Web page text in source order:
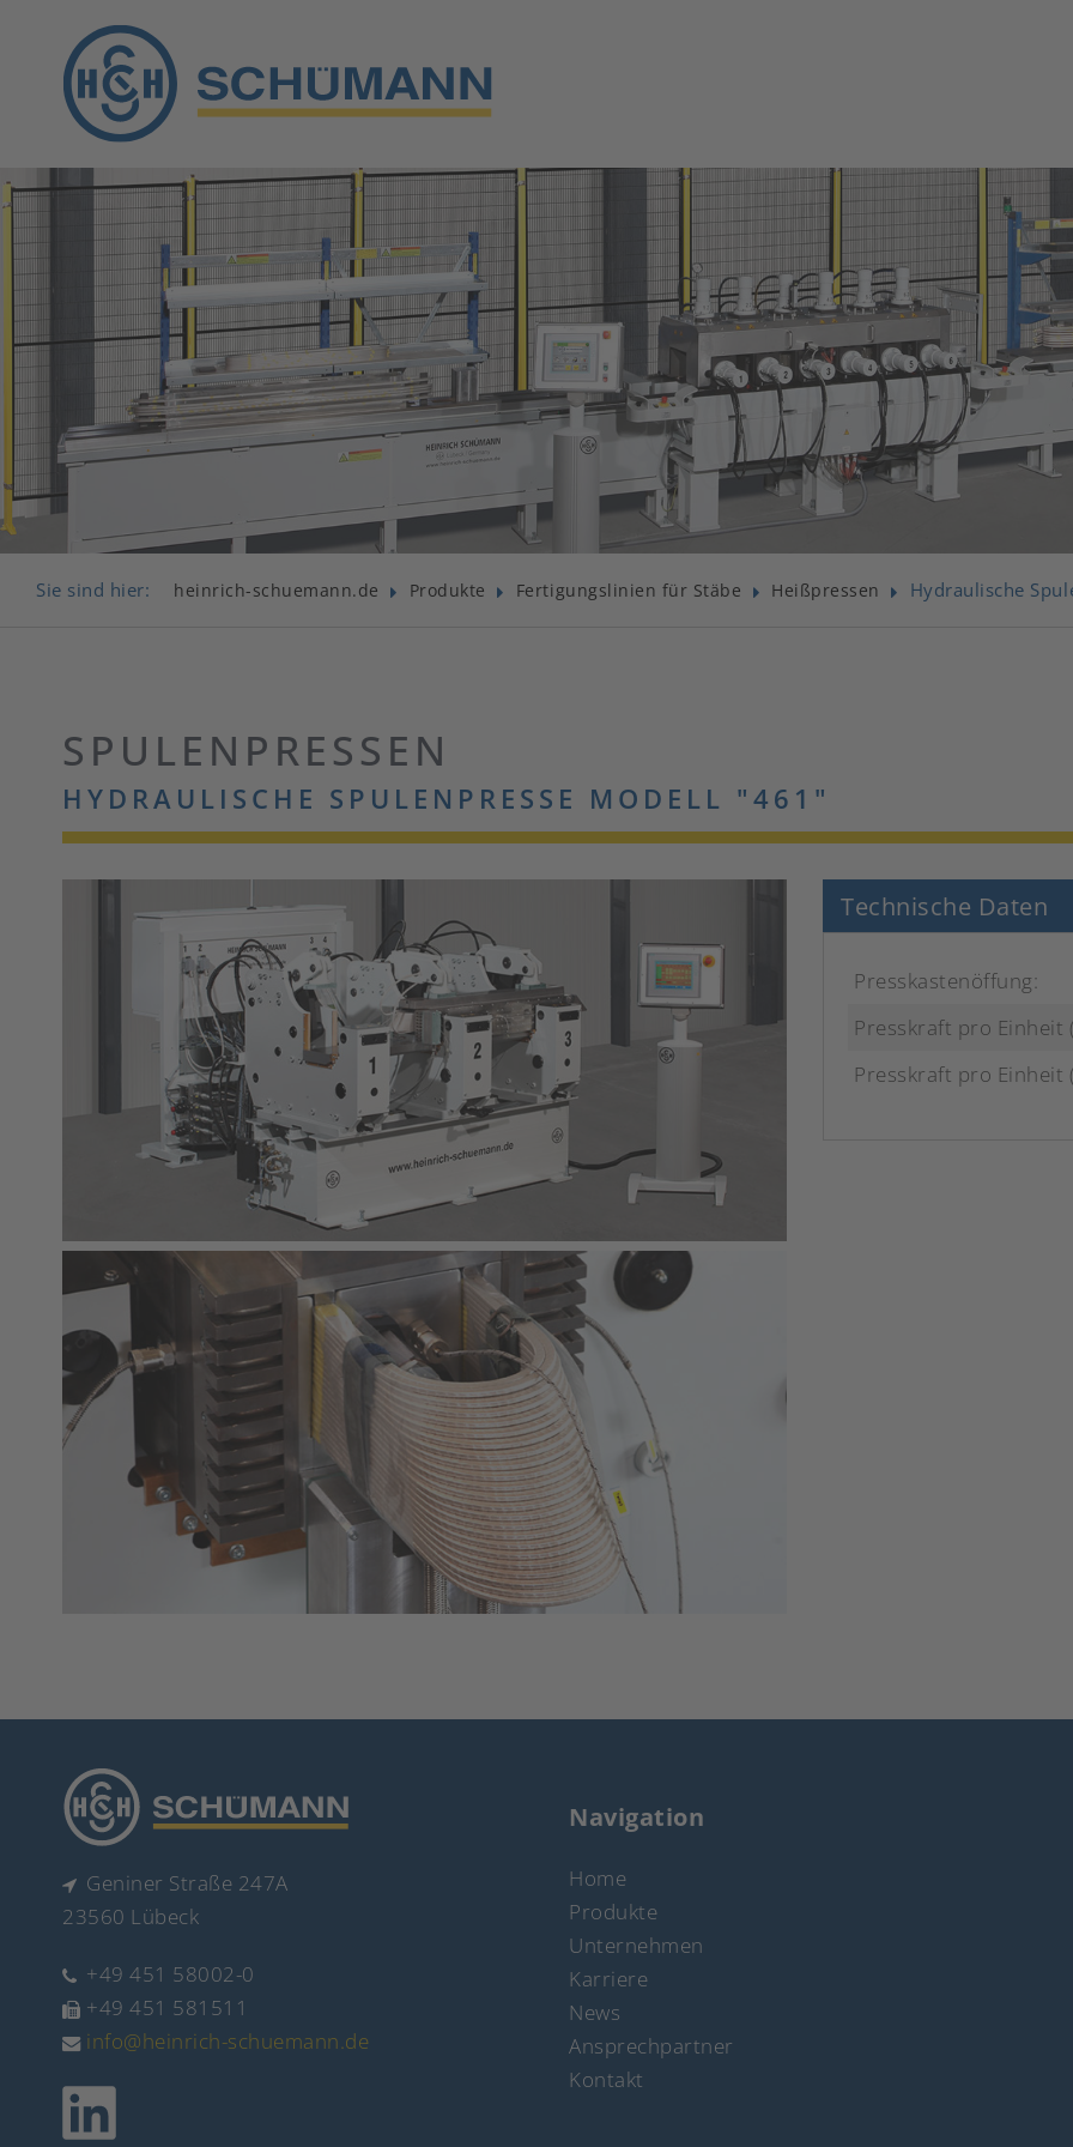
Sie sind hier: heinrich-schuemann.de Produkte Fertigungslinien für Stäbe Heißpressen Hydraulische
SPULENPRESSEN
HYDRAULISCHE SPULENPRESSE MODELL "461"
Technische Daten
Presskastenöffung:
Presskraft pro Einheit
Presskraft pro Einheit
Geniner Straße 247A
23560 Lübeck
+49 451 58002-0
+49 451 581511
info@heinrich-schuemann.de
Navigation
Home
Produkte
Unternehmen
Karriere
News
Ansprechpartner
Kontakt